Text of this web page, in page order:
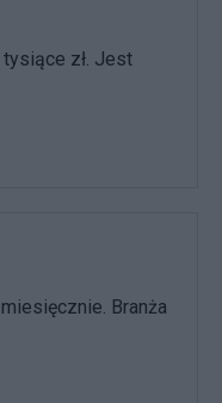
zł. Jest
Branża